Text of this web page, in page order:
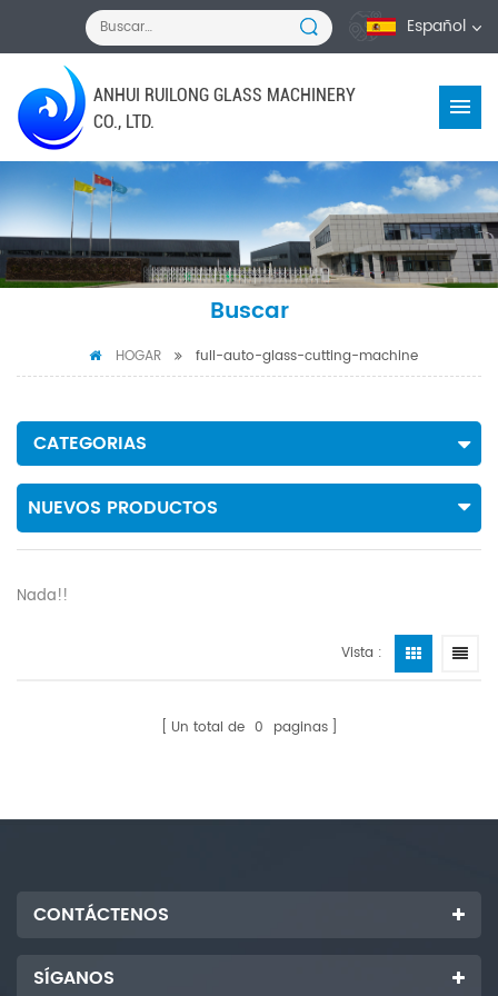
Español
ANHUI RUILONG GLASS MACHINERY
CO., LTD.
Buscar
HOGAR full-auto-glass-cutting-machine
CATEGORIAS
NUEVOS PRODUCTOS
Nada!!
Vista :
Un total de 0 paginas
CONTÁCTENOS
SÍGANOS